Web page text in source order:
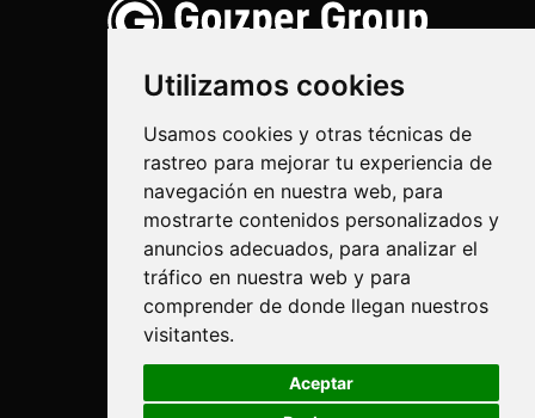
Utilizamos cookies
Usamos cookies y otras técnicas de
rastreo para mejorar tu experiencia de
navegación en nuestra web, para
mostrarte contenidos personalizados y
anuncios adecuados, para analizar el
tráfico en nuestra web y para
comprender de donde llegan nuestros
visitantes.
Aceptar
Ihinztadura
Industriala
Goizper S.Coop.